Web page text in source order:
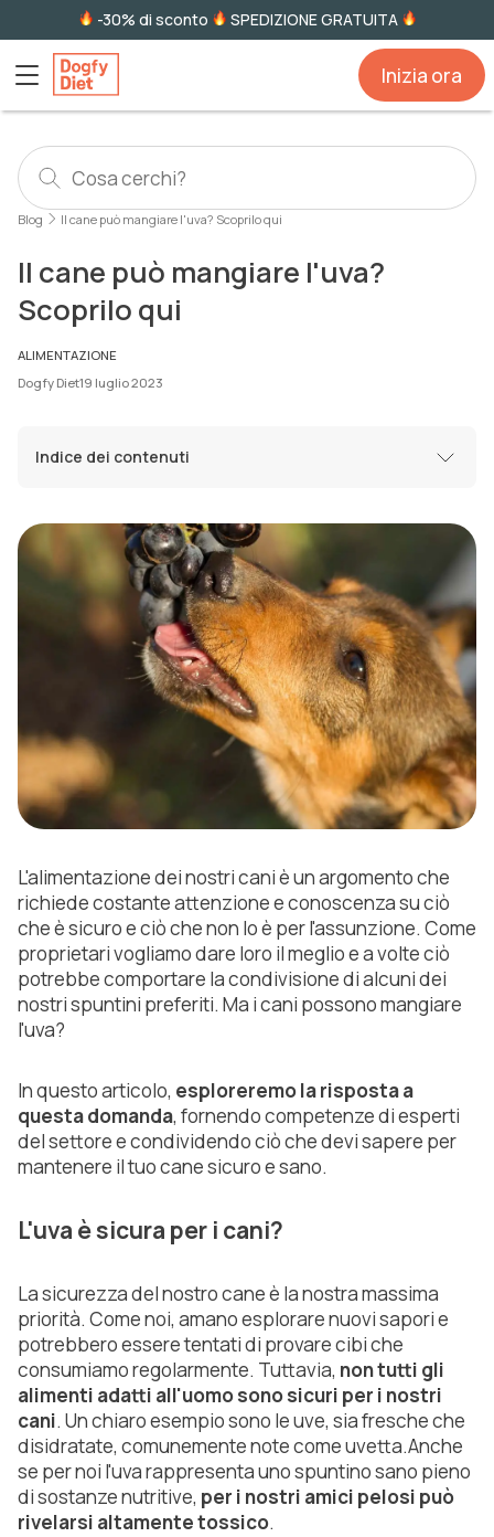
-30% di sconto SPEDIZIONE GRATUITA
Inizia ora
Blog Il cane può mangiare l'uva? Scoprilo qui
Il cane può mangiare l'uva?
Scoprilo qui
ALIMENTAZIONE
Dogfy Diet19 luglio 2023
Indice dei contenuti
L'alimentazione dei nostri cani è un argomento che
richiede costante attenzione e conoscenza su ciò
che è sicuro e ciò che non lo è per l'assunzione. Come
proprietari vogliamo dare loro il meglio e a volte ciò
potrebbe comportare la condivisione di alcuni dei
nostri spuntini preferiti. Ma i cani possono mangiare
l'uva?
In questo articolo, esploreremo la risposta a
questa domanda, fornendo competenze di esperti
del settore e condividendo ciò che devi sapere per
mantenere il tuo cane sicuro e sano.
L'uva è sicura per i cani?
La sicurezza del nostro cane è la nostra massima
priorità. Come noi, amano esplorare nuovi sapori e
potrebbero essere tentati di provare cibi che
consumiamo regolarmente. Tuttavia, non tutti gli
alimenti adatti all'uomo sono sicuri per i nostri
cani. Un chiaro esempio sono le uve, sia fresche che
disidratate, comunemente note come uvetta.Anche
se per noi l'uva rappresenta uno spuntino sano pieno
di sostanze nutritive, per i nostri amici pelosi può
rivelarsi altamente tossico.